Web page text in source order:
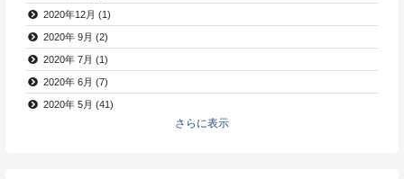
2020年12月 (1)
2020年 9月 (2)
2020年 7月 (1)
2020年 6月 (7)
2020年 5月 (41)
さらに表示